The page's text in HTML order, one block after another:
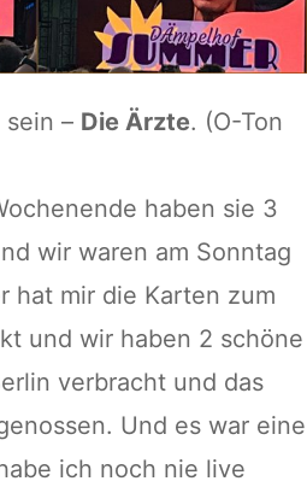
sein – Die Ärzte. (O-Ton
haben sie 3
wir waren am Sonntag
hat mir die Karten zum
und wir haben 2 schöne
verbracht und das
Und es war eine
ich noch nie live